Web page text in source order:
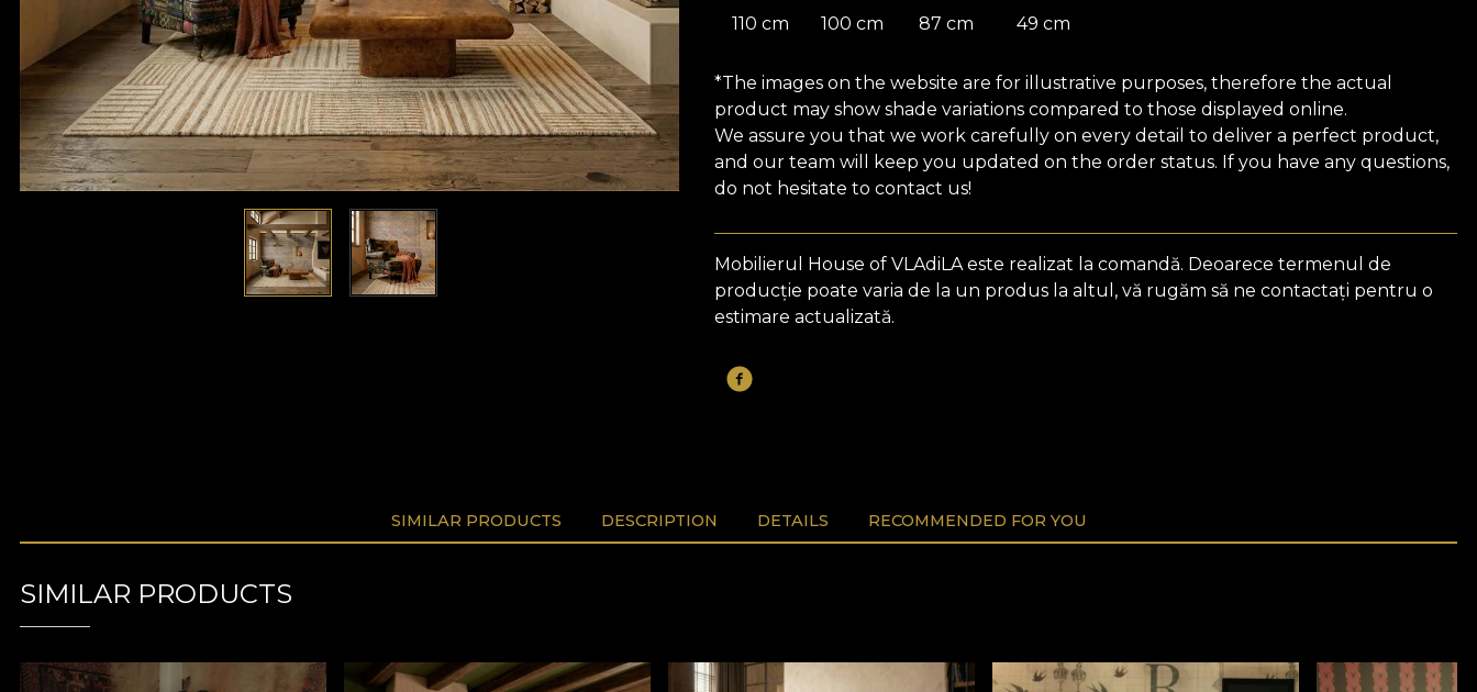
110 cm 100 cm 87 cm 49 cm
*The images on the website are for illustrative purposes, therefore the actual
product may show shade variations compared to those displayed online.
We assure you that we work carefully on every detail to deliver a perfect product,
and our team will keep you updated on the order status. If you have any questions,
do not hesitate to contact us!
Mobilierul House of VLAdiLA este realizat la comandă. Deoarece termenul de
producție poate varia de la un produs la altul, vă rugăm să ne contactați pentru o
estimare actualizată.
SIMILAR PRODUCTS DESCRIPTION DETAILS RECOMMENDED FOR YOU
SIMILAR PRODUCTS